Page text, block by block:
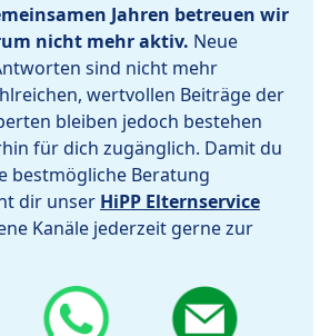
Jahren betreuen wir
nicht mehr aktiv. Neue
sind nicht mehr
wertvollen Beiträge der
bleiben jedoch bestehen
für dich zugänglich. Damit du
bestmögliche Beratung
dir unser HiPP Elternservice
Kanäle jederzeit gerne zur